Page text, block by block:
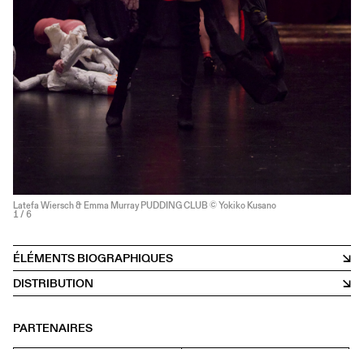
Latefa Wiersch & Emma Murray PUDDING CLUB © Yokiko Kusano
1 / 6
ÉLÉMENTS BIOGRAPHIQUES
DISTRIBUTION
PARTENAIRES